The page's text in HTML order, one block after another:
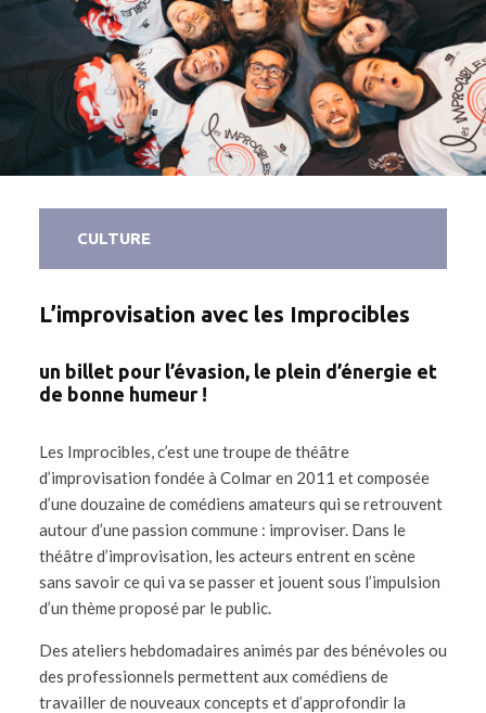
CULTURE
L’improvisation avec les Improcibles
un billet pour l’évasion, le plein d’énergie et
de bonne humeur !
Les Improcibles, c’est une troupe de théâtre
d’improvisation fondée à Colmar en 2011 et composée
d’une douzaine de comédiens amateurs qui se retrouvent
autour d’une passion commune : improviser. Dans le
théâtre d’improvisation, les acteurs entrent en scène
sans savoir ce qui va se passer et jouent sous l’impulsion
d’un thème proposé par le public.
Des ateliers hebdomadaires animés par des bénévoles ou
des professionnels permettent aux comédiens de
travailler de nouveaux concepts et d’approfondir la